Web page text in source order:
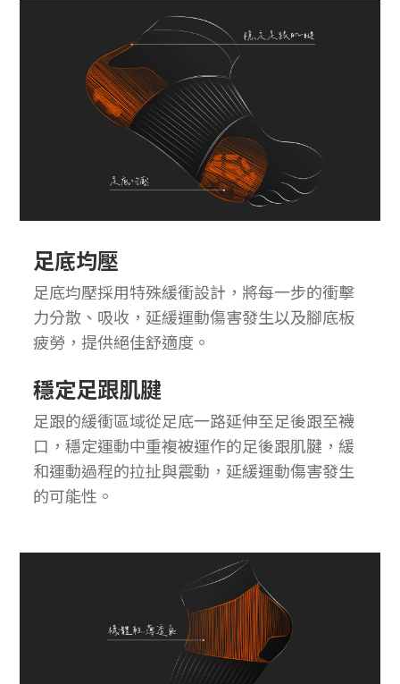
足底均壓
足底均壓採用特殊緩衝設計，將每一步的衝擊
力分散、吸收，延緩運動傷害發生以及腳底板
疲勞，提供絕佳舒適度。
穩定足跟肌腱
足跟的緩衝區域從足底一路延伸至足後跟至襪
口，穩定運動中重複被運作的足後跟肌腱，緩
和運動過程的拉扯與震動，延緩運動傷害發生
的可能性。